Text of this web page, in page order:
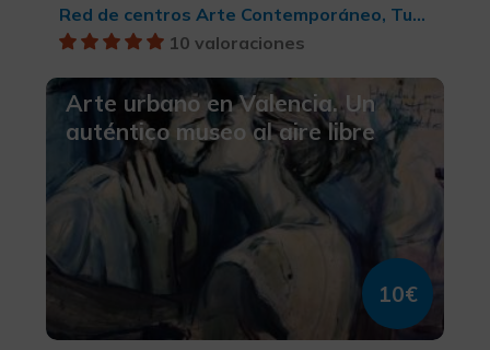
Red de centros Arte Contemporáneo, Turismo cultural
10 valoraciones
Arte urbano en Valencia. Un
auténtico museo al aire libre
10€